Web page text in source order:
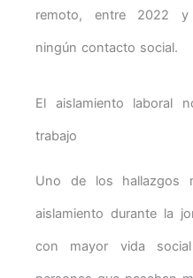
remoto, entre 2022 y
ningún contacto social.
El aislamiento laboral
trabajo
Uno de los hallazgos
aislamiento durante la
con mayor vida